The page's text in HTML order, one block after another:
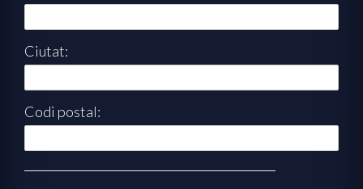
Ciutat:
Codi postal: